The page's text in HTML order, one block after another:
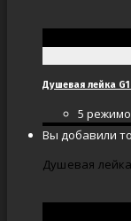
Душевая лейка
5
Вы добавили
Душевая